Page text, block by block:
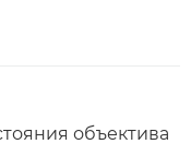
объектива